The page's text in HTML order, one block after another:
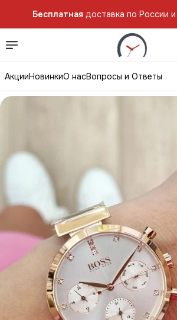
Бесплатная доставка по России
АкцииНовинкиО насВопросы и Ответы